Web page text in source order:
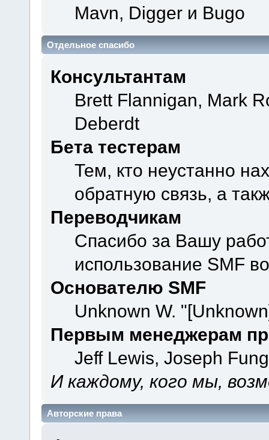
Mavn, Digger и Bugo
Отдельное спасибо
Консультантам
Brett Flannigan, Mark
Deberdt
Бета тестерам
Тем, кто неустанно
обратную связь, а
Переводчикам
Спасибо за Вашу
использование SMF
Основателю SMF
Unknown W.
Первым менеджерам
Jeff Lewis, Joseph
И каждому, кого мы,
Авторские права